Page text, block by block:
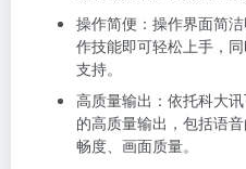
操作简便：操作界面简
作技能即可轻松上手，
支持。
高质量输出：依托科大
的高质量输出，包括语
畅度、画面质量。